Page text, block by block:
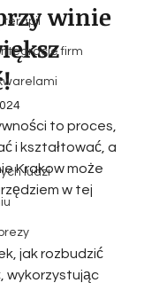
terapii
firm
ludzi
winie
to proces,
i kształtować, a
Krakow może
w tej
jak rozbudzić
wykorzystując